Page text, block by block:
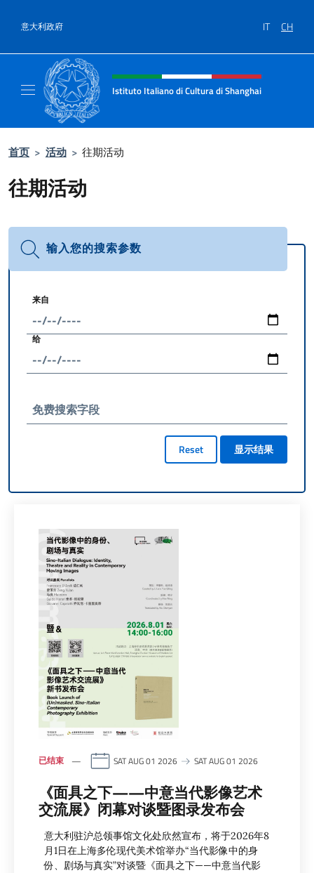
意大利政府 IT CH
标题站点、社交和菜单
Istituto Italiano di Cultura di Shanghai
首页 > 活动 > 往期活动
往期活动
输入您的搜索参数
来自
给
免费搜索字段
Reset 显示结果
已结束 SAT AUG 01 2026 SAT AUG 01 2026
《面具之下——中意当代影像艺术
交流展》闭幕对谈暨图录发布会
意大利驻沪总领事馆文化处欣然宣布，将于2026年8
月1日在上海多伦现代美术馆举办“当代影像中的身
份、剧场与真实”对谈暨《面具之下——中意当代影